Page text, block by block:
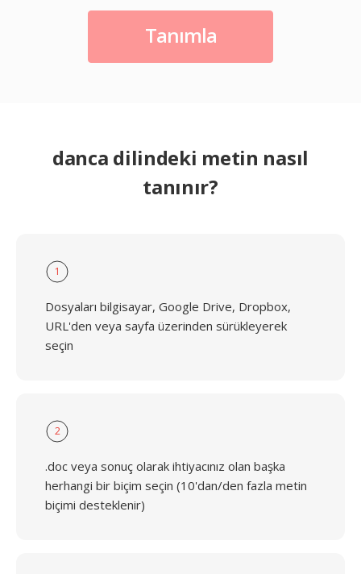
Tanımla
danca dilindeki metin nasıl
tanınır?
1
Dosyaları bilgisayar, Google Drive, Dropbox,
URL'den veya sayfa üzerinden sürükleyerek
seçin
2
.doc veya sonuç olarak ihtiyacınız olan başka
herhangi bir biçim seçin (10'dan/den fazla metin
biçimi desteklenir)